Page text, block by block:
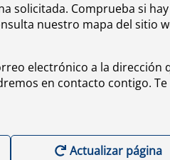
solicitada. Comprueba si hay
nuestro mapa del sitio
electrónico a la dirección
en contacto contigo. Te
Actualizar página